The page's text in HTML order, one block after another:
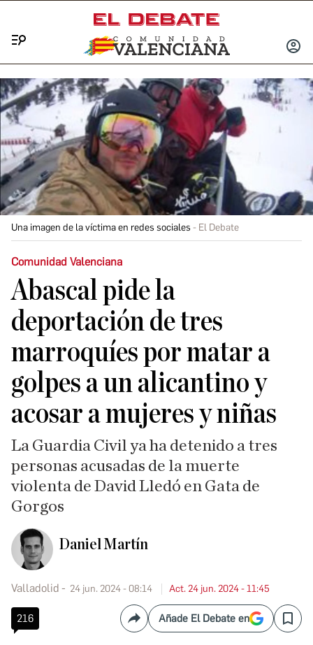
INICIAR
Una imagen de la víctima en redes sociales El Debate
Comunidad Valenciana
Abascal pide la
deportación de tres
marroquíes por matar a
golpes a un alicantino y
acosar a mujeres y niñas
La Guardia Civil ya ha detenido a tres
personas acusadas de la muerte
violenta de David Lledó en Gata de
Gorgos
Daniel Martín
Valladolid 24 jun. 2024 - 08:14 Act. 24 jun. 2024 - 11:45
216 CompartirAñade El Debate en Save